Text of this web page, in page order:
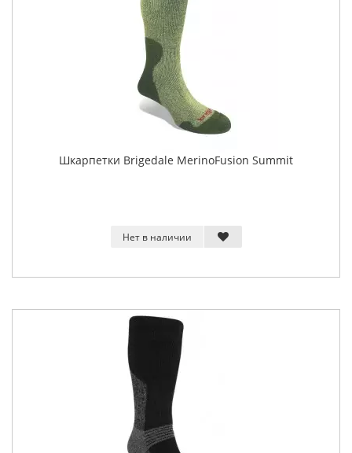
Шкарпетки Brigedale MerinoFusion Summit
Нет в наличии